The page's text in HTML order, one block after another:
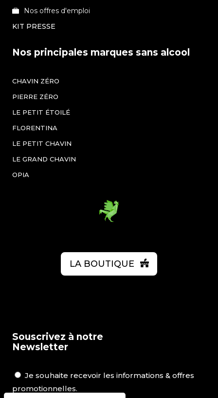
Nos offres d'emploi
KIT PRESSE
Nos principales marques sans alcool
CHAVIN ZÉRO
PIERRE ZÉRO
LE PETIT ÉTOILÉ
FLORENTINA
LE PETIT CHAVIN
LE GRAND CHAVIN
OPIA
LA BOUTIQUE
Souscrivez à notre
Newsletter
Je souhaite recevoir les informations & offres
promotionnelles.